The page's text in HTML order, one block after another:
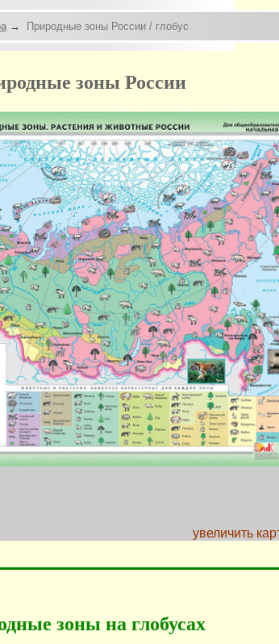
→ Природные зоны России / глобус
зоны России
увеличить
зоны на глобусах